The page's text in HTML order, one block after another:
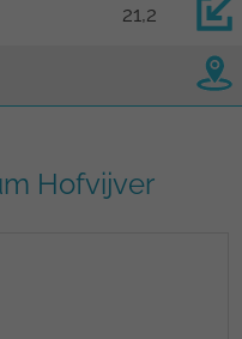
21,2
Hofvijver